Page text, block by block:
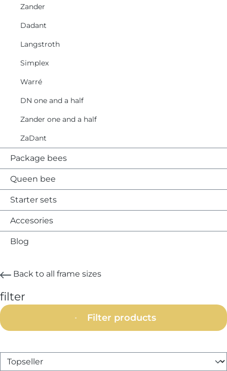
Back to all frame sizes
filter
Filter products
Zander
Dadant
Langstroth
Simplex
Warré
DN one and a half
Zander one and a half
ZaDant
Package bees
Queen bee
Starter sets
Accesories
Blog